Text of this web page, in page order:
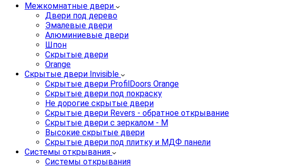
Межкомнатные двери
Двери под дерево
Эмалевые двери
Алюминиевые двери
Шпон
Скрытые двери
Orange
Скрытые двери Invisible
Скрытые двери ProfilDoors Orange
Скрытые двери под покраску
Не дорогие скрытые двери
Скрытые двери Revers - обратное открывание
Скрытые двери с зеркалом - M
Высокие скрытые двери
Скрытые двери под плитку и МДФ панели
Системы открывания
Системы открывания